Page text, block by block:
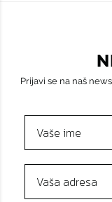
Prijavi se na naš